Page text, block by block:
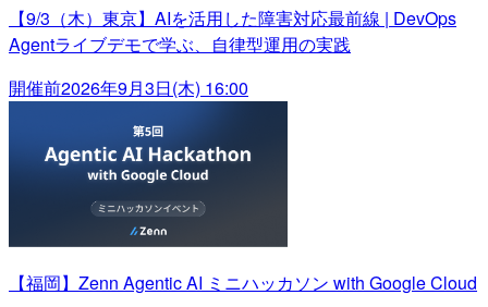
【9/3（木）東京】AIを活用した障害対応最前線 | DevOps
Agentライブデモで学ぶ、自律型運用の実践
開催前2026年9月3日(木) 16:00
【福岡】Zenn Agentic AI ミニハッカソン with Google Cloud